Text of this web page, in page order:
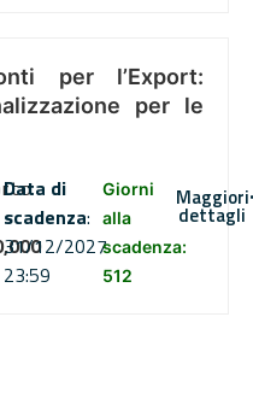
per l’Export:
per le
Data di
scadenza:
31/12/2027
23:59
Giorni
alla
scadenza:
512
Maggiori
dettagli